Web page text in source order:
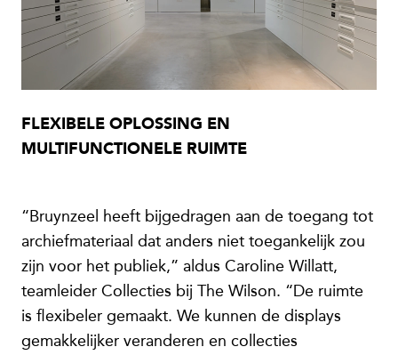
FLEXIBELE OPLOSSING EN
MULTIFUNCTIONELE RUIMTE
“Bruynzeel heeft bijgedragen aan de toegang tot
archiefmateriaal dat anders niet toegankelijk zou
zijn voor het publiek,” aldus Caroline Willatt,
teamleider Collecties bij The Wilson. “De ruimte
is flexibeler gemaakt. We kunnen de displays
gemakkelijker veranderen en collecties